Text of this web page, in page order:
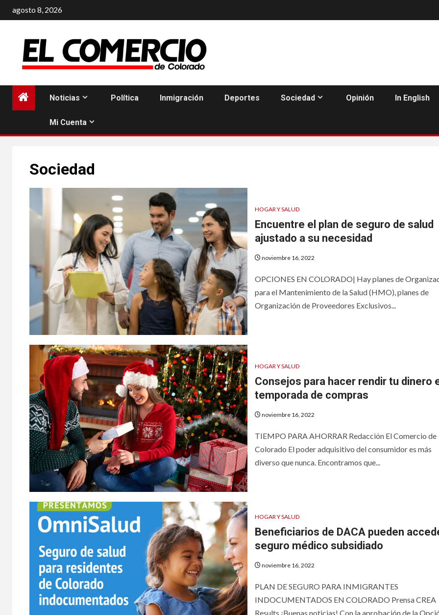
al
agosto 8, 2026
Noticias Política Inmigración Deportes Sociedad Opinión In English
Mi Cuenta
Sociedad
HOGAR Y SALUD
Encuentre el plan de seguro de salud
ajustado a su necesidad
noviembre 16, 2022
OPCIONES EN COLORADO| Hay planes de
para el Mantenimiento de la Salud (HMO), planes de
Organización de Proveedores Exclusivos...
HOGAR Y SALUD
Consejos para hacer rendir tu dinero
temporada de compras
noviembre 16, 2022
TIEMPO PARA AHORRAR Redacción El Comercio de
Colorado El poder adquisitivo del consumidor es más
diverso que nunca. Encontramos que...
HOGAR Y SALUD
Beneficiarios de DACA pueden
seguro médico subsidiado
noviembre 16, 2022
PLAN DE SEGURO PARA INMIGRANTES
INDOCUMENTADOS EN COLORADO Prensa CREA
Results ¡Buenas noticias! Con la aprobación de la